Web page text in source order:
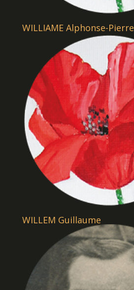
WILLIAME Alphonse-Pierre
WILLEM Guillaume